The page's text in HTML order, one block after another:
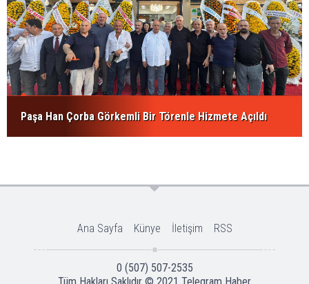
Paşa Han Çorba Görkemli Bir Törenle Hizmete Açıldı
Ana Sayfa Künye İletişim RSS
0 (507) 507-2535